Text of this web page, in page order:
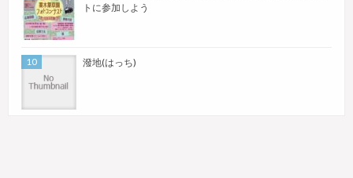
トに参加しよう
潑地(はっち)